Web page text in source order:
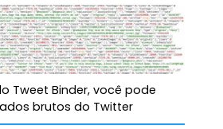
Tweet Binder, você pode
brutos do Twitter